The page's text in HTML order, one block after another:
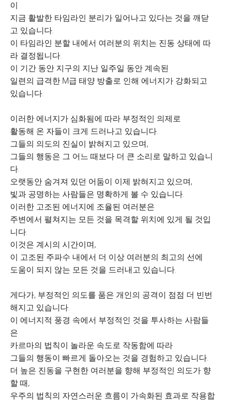
이
지금 활발한 타임라인 분리가 일어나고 있다는 것을 깨닫
고 있습니다.
이 타임라인 분할 내에서 여러분의 위치는 진동 상태에 따
라 결정됩니다.
이 기간 동안 지구의 지난 일주일 동안 계속된
일련의 급격한 M급 태양 방출로 인해 에너지가 강화되고
있습니다.
이러한 에너지가 심화됨에 따라 부정적인 의제로
활동해 온 자들이 크게 드러나고 있습니다.
그들의 의도의 진실이 밝혀지고 있으며,
그들의 행동은 그 어느 때보다 더 큰 소리로 말하고 있습니
다.
오랫동안 숨겨져 있던 어둠이 이제 밝혀지고 있으며,
빛과 공명하는 사람들은 명확하게 볼 수 있습니다.
이러한 고조된 에너지에 조율된 여러분은
주변에서 펼쳐지는 모든 것을 목격할 위치에 있게 될 것입
니다.
이것은 계시의 시간이며,
이 고조된 주파수 내에서 더 이상 여러분의 최고의 선에
도움이 되지 않는 모든 것을 드러내고 있습니다.
게다가, 부정적인 의도를 품은 개인의 공격이 점점 더 빈번
해지고 있습니다.
이 에너지적 풍경 속에서 부정적인 것을 투사하는 사람들
은
카르마의 법칙이 놀라운 속도로 작동함에 따라
그들의 행동이 빠르게 돌아오는 것을 경험하고 있습니다.
더 높은 진동을 구현한 여러분을 향해 부정적인 의도가 향
할 때,
우주의 법칙의 자연스러운 흐름이 가속화된 효과로 작용합